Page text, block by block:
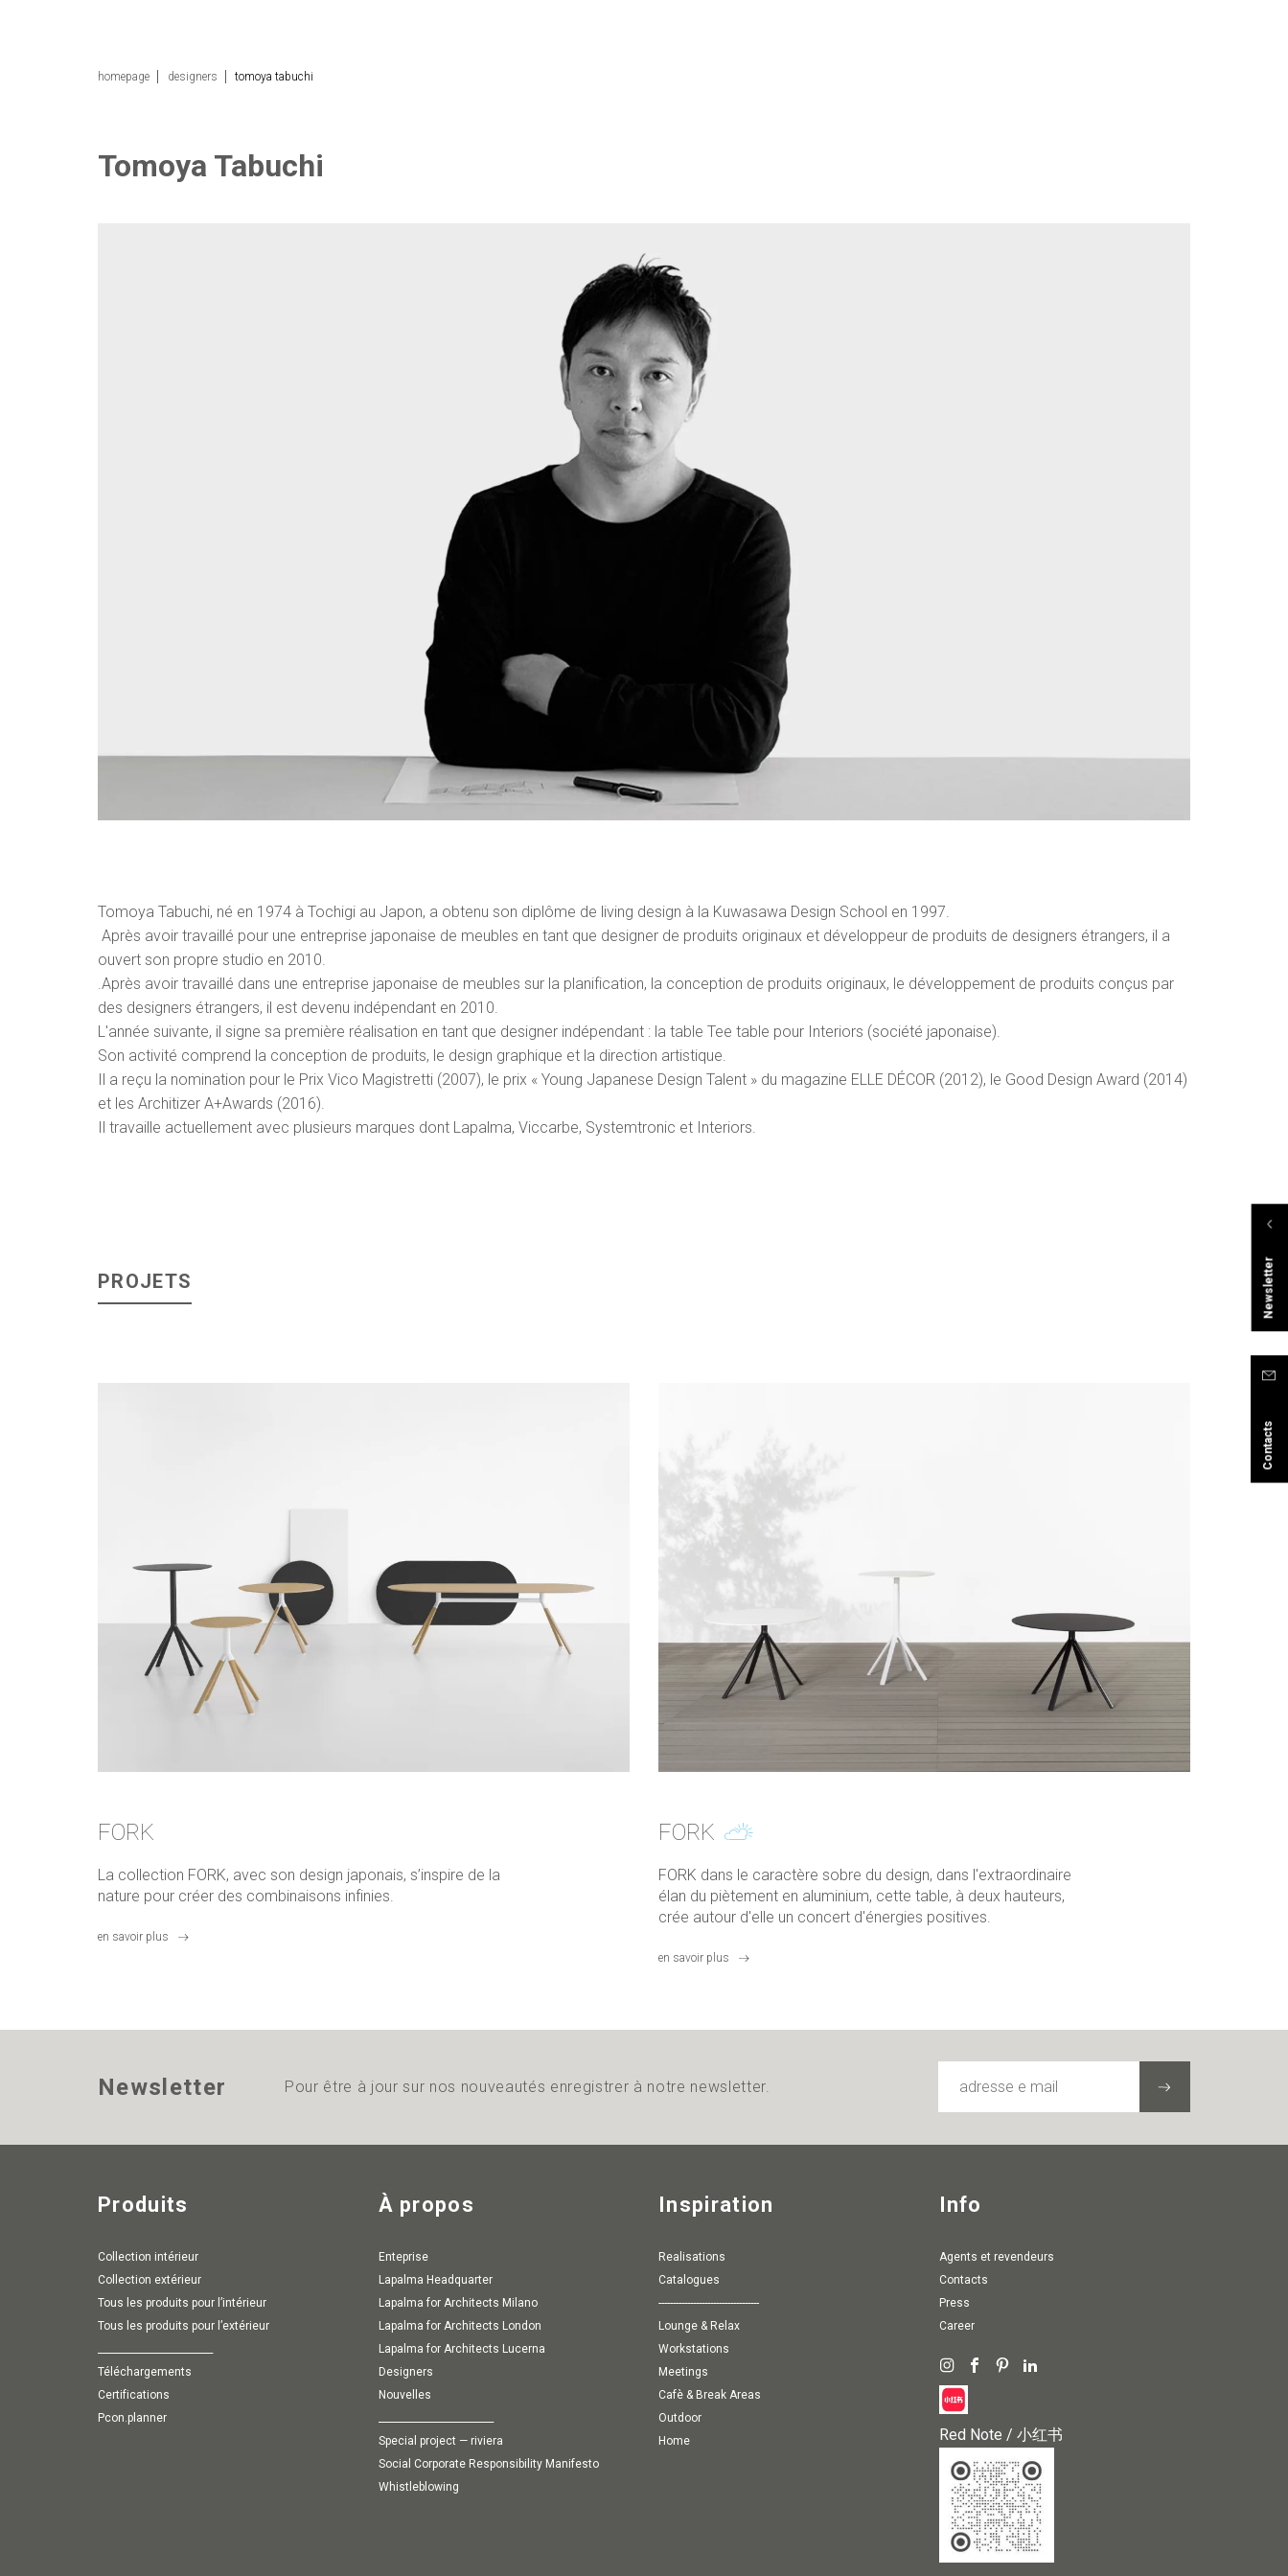
homepage designers tomoya tabuchi
Tomoya Tabuchi
Tomoya Tabuchi, né en 1974 à Tochigi au Japon, a obtenu son diplôme de living design à la Kuwasawa Design School en 1997.
Après avoir travaillé pour une entreprise japonaise de meubles en tant que designer de produits originaux et développeur de produits de designers étrangers, il a
ouvert son propre studio en 2010.
.Après avoir travaillé dans une entreprise japonaise de meubles sur la planification, la conception de produits originaux, le développement de produits conçus par
des designers étrangers, il est devenu indépendant en 2010.
L'année suivante, il signe sa première réalisation en tant que designer indépendant : la table Tee table pour Interiors (société japonaise).
Son activité comprend la conception de produits, le design graphique et la direction artistique.
Il a reçu la nomination pour le Prix Vico Magistretti (2007), le prix « Young Japanese Design Talent » du magazine ELLE DÉCOR (2012), le Good Design Award (2014)
et les Architizer A+Awards (2016).
Il travaille actuellement avec plusieurs marques dont Lapalma, Viccarbe, Systemtronic et Interiors.
PROJETS
FORK
La collection FORK, avec son design japonais, s’inspire de la
nature pour créer des combinaisons infinies.
en savoir plus
FORK
FORK dans le caractère sobre du design, dans l'extraordinaire
élan du piètement en aluminium, cette table, à deux hauteurs,
crée autour d'elle un concert d'énergies positives.
en savoir plus
Newsletter Pour être à jour sur nos nouveautés enregistrer à notre newsletter.
Produits
Collection intérieur
Collection extérieur
Tous les produits pour l’intérieur
Tous les produits pour l’extérieur
Téléchargements
Certifications
pcon.planner
À propos
Enteprise
Lapalma Headquarter
Lapalma for Architects Milano
Lapalma for Architects London
Lapalma for Architects Lucerna
Designers
Nouvelles
special project — riviera
Social Corporate Responsibility Manifesto
whistleblowing
Inspiration
Realisations
Catalogues
-----------------------------------
Lounge & Relax
Workstations
Meetings
Cafè & Break Areas
Outdoor
Home
Info
agents et revendeurs
Contacts
Press
Career
Red Note / 小红书
Newsletter
Contacts